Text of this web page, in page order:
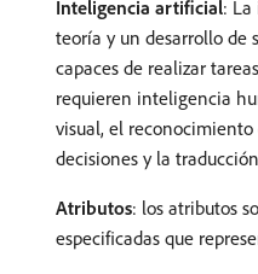
Inteligencia artificial:
teoría y un desarrollo de
capaces de realizar
requieren inteligencia
visual, el
decisiones y la
Atributos: los atributos
especificadas que